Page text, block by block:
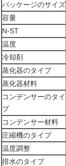
パッケージのサイズ
容量
N-ST
温度
冷却剤
蒸化器のタイプ
蒸化器材料
コンデンサーのタイ
プ
コンデンサー材料
圧縮機のタイプ
温度調整
排水のタイプ